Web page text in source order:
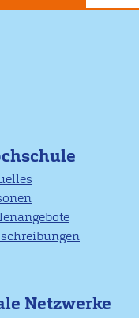
Netzwerke